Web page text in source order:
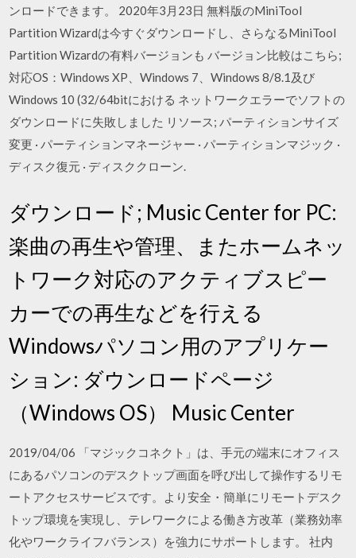
ンロードできます。 2020年3月23日 無料版のMiniTool
Partition Wizardは今すぐダウンロードし、さらなるMiniTool
Partition Wizardの有料バージョンも バージョン比較はこちら;
対応OS：Windows XP、Windows 7、Windows 8/8.1及び
Windows 10 (32/64bitにおける ネットワークエラーでソフトの
ダウンロードに失敗しました リソース; パーティションサイズ
変更 · パーティションマネージャー · パーティションマジック ·
ディスク復元 · ディスククローン.
ダウンロード; Music Center for PC:
楽曲の再生や管理、またホームネッ
トワーク対応のアクティブスピー
カーでの再生などを行える
Windowsパソコン用のアプリケー
ション: ダウンロードページ
（Windows OS） Music Center
2019/04/06 「マジックコネクト」は、手元の端末にオフィス
にあるパソコンのデスクトップ画面を呼び出して操作するリモ
ートアクセスサービスです。より安全・簡単にリモートデスク
トップ環境を実現し、テレワークによる働き方改革（業務効率
化やワークライフバランス）を強力にサポートします。 社内